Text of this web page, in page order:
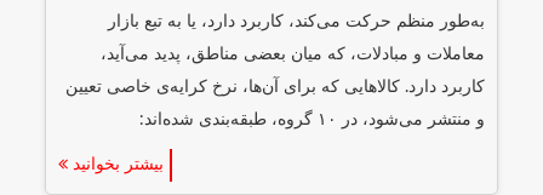
به‌طور منظم حرکت می‌کند، کاربرد دارد، یا به تبع بازار
معاملات و مبادلات، که میان بعضی مناطق، پدید می‌آید،
کاربرد دارد. کالاهایی که برای آن‌ها، نرخ کرایه‌ی خاصی تعیین
و منتشر می‌شود، در ۱۰ گروه، طبقه‌بندی شده‌اند:
بیشتر بخوانید